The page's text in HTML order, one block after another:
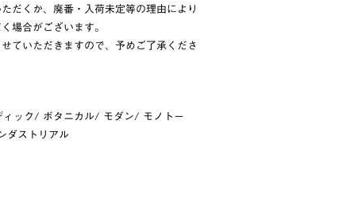
だくか、廃番・入荷未定等の理由により
場合がございます。
ていただきますので、予めご了承くださ
ィック / ボタニカル/ モダン/ モノトー
ダストリアル